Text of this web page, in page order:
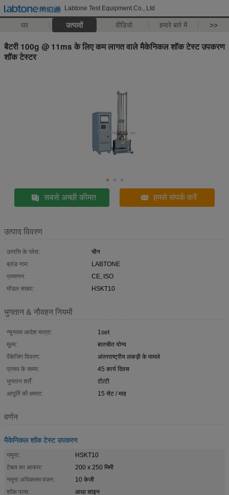
Labtone Test Equipment Co., Ltd
घर उत्पादों वीडियो हमारे बारे में >>
बैटरी 100g @ 11ms के लिए कम लागत वाले मैकेनिकल शॉक टेस्ट उपकरण
शॉक टेस्टर
सबसे अच्छी कीमत हमसे संपर्क करें
उत्पाद विवरण
उत्पत्ति के प्लेस:
चीन
ब्रांड नाम:
LABTONE
प्रमाणन:
CE, ISO
मॉडल संख्या:
HSKT10
भुगतान & नौवहन नियमों
न्यूनतम आदेश मात्रा:
1set
मूल्य:
बातचीत योग्य
पैकेजिंग विवरण:
अंतरराष्ट्रीय लकड़ी के मामले
प्रसव के समय:
45 कार्य दिवस
भुगतान शर्तें:
टी/टी
आपूर्ति की क्षमता:
15 सेट / माह
वर्णन
मैकेनिकल शॉक टेस्ट उपकरण
नमूना:
HSKT10
टेबल का आकार:
200 x 250 मिमी
नमूना अधिकतम वजन:
10 केजी
शॉक पल्स:
आधा साइन